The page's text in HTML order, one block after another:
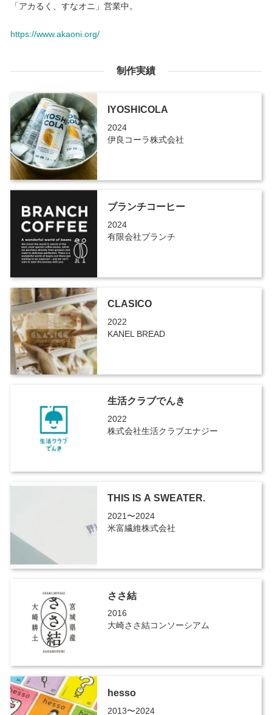
「アカるく、すなオニ」営業中。
https://www.akaoni.org/
制作実績
IYOSHICOLA
2024
伊良コーラ株式会社
ブランチコーヒー
2024
有限会社ブランチ
CLASICO
2022
KANEL BREAD
生活クラブでんき
2022
株式会社生活クラブエナジー
THIS IS A SWEATER.
2021〜2024
米富繊維株式会社
ささ結
2016
大崎ささ結コンソーシアム
hesso
2013〜2024